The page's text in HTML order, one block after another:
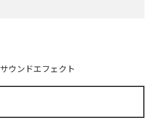
サウンドエフェクト